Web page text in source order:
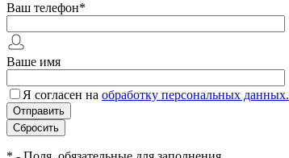
Ваш телефон*
Ваше имя
Я согласен на обработку персональных данных.